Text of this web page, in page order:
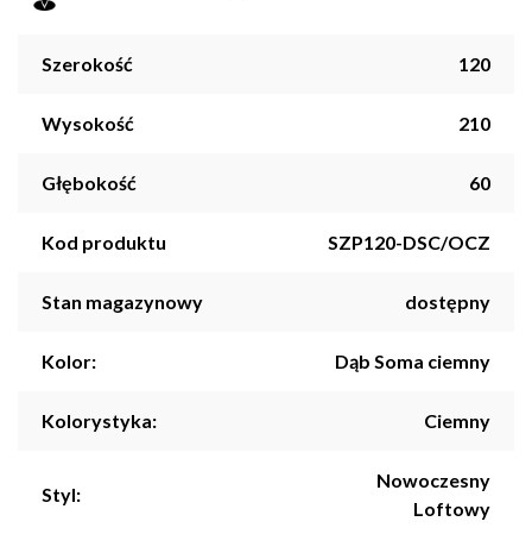
Szerokość 120
Wysokość 210
Głębokość 60
Kod produktu SZP120-DSC/OCZ
Stan magazynowy dostępny
Kolor: Dąb Soma ciemny
Kolorystyka: Ciemny
Styl:
Nowoczesny
Loftowy